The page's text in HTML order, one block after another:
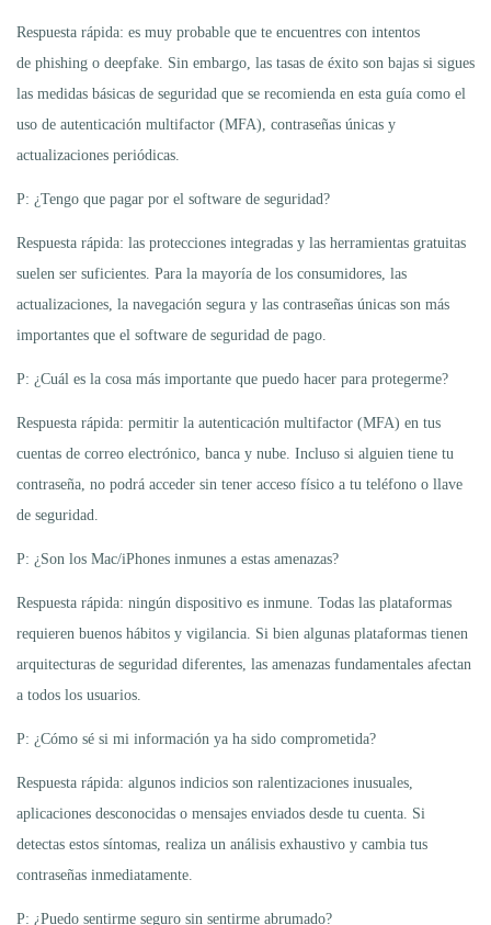
Respuesta rápida: es muy probable que te encuentres con intentos
de phishing o deepfake. Sin embargo, las tasas de éxito son bajas si sigues
las medidas básicas de seguridad que se recomienda en esta guía como el
uso de autenticación multifactor (MFA), contraseñas únicas y
actualizaciones periódicas.
P: ¿Tengo que pagar por el software de seguridad?
Respuesta rápida: las protecciones integradas y las herramientas gratuitas
suelen ser suficientes. Para la mayoría de los consumidores, las
actualizaciones, la navegación segura y las contraseñas únicas son más
importantes que el software de seguridad de pago.
P: ¿Cuál es la cosa más importante que puedo hacer para protegerme?
Respuesta rápida: permitir la autenticación multifactor (MFA) en tus
cuentas de correo electrónico, banca y nube. Incluso si alguien tiene tu
contraseña, no podrá acceder sin tener acceso físico a tu teléfono o llave
de seguridad.
P: ¿Son los Mac/iPhones inmunes a estas amenazas?
Respuesta rápida: ningún dispositivo es inmune. Todas las plataformas
requieren buenos hábitos y vigilancia. Si bien algunas plataformas tienen
arquitecturas de seguridad diferentes, las amenazas fundamentales afectan
a todos los usuarios.
P: ¿Cómo sé si mi información ya ha sido comprometida?
Respuesta rápida: algunos indicios son ralentizaciones inusuales,
aplicaciones desconocidas o mensajes enviados desde tu cuenta. Si
detectas estos síntomas, realiza un análisis exhaustivo y cambia tus
contraseñas inmediatamente.
P: ¿Puedo sentirme seguro sin sentirme abrumado?